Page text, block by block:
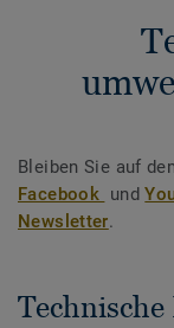
Bleiben Sie auf
Facebook und
Newsletter.
Technische